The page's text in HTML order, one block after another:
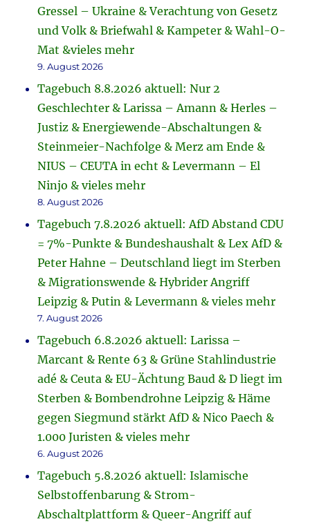
Gressel – Ukraine & Verachtung von Gesetz
und Volk & Briefwahl & Kampeter & Wahl-O-
Mat &vieles mehr
9. August 2026
Tagebuch 8.8.2026 aktuell: Nur 2
Geschlechter & Larissa – Amann & Herles –
Justiz & Energiewende-Abschaltungen &
Steinmeier-Nachfolge & Merz am Ende &
NIUS – CEUTA in echt & Levermann – El
Ninjo & vieles mehr
8. August 2026
Tagebuch 7.8.2026 aktuell: AfD Abstand CDU
= 7%-Punkte & Bundeshaushalt & Lex AfD &
Peter Hahne – Deutschland liegt im Sterben
& Migrationswende & Hybrider Angriff
Leipzig & Putin & Levermann & vieles mehr
7. August 2026
Tagebuch 6.8.2026 aktuell: Larissa –
Marcant & Rente 63 & Grüne Stahlindustrie
adé & Ceuta & EU-Ächtung Baud & D liegt im
Sterben & Bombendrohne Leipzig & Häme
gegen Siegmund stärkt AfD & Nico Paech &
1.000 Juristen & vieles mehr
6. August 2026
Tagebuch 5.8.2026 aktuell: Islamische
Selbstoffenbarung & Strom-
Abschaltplattform & Queer-Angriff auf